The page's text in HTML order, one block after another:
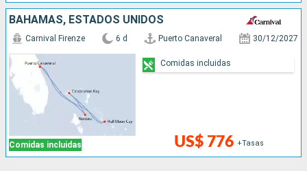
BAHAMAS, ESTADOS UNIDOS
Comidas incluidas
Carnival Firenze 6 d Puerto Canaveral 30/12/2027
US$ 776 +Tasas
Comidas incluidas